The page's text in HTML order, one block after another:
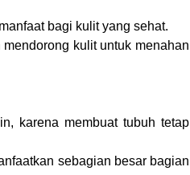
bagi kulit yang sehat.
kulit untuk menahan
karena membuat tubuh tetap
sebagian besar bagian